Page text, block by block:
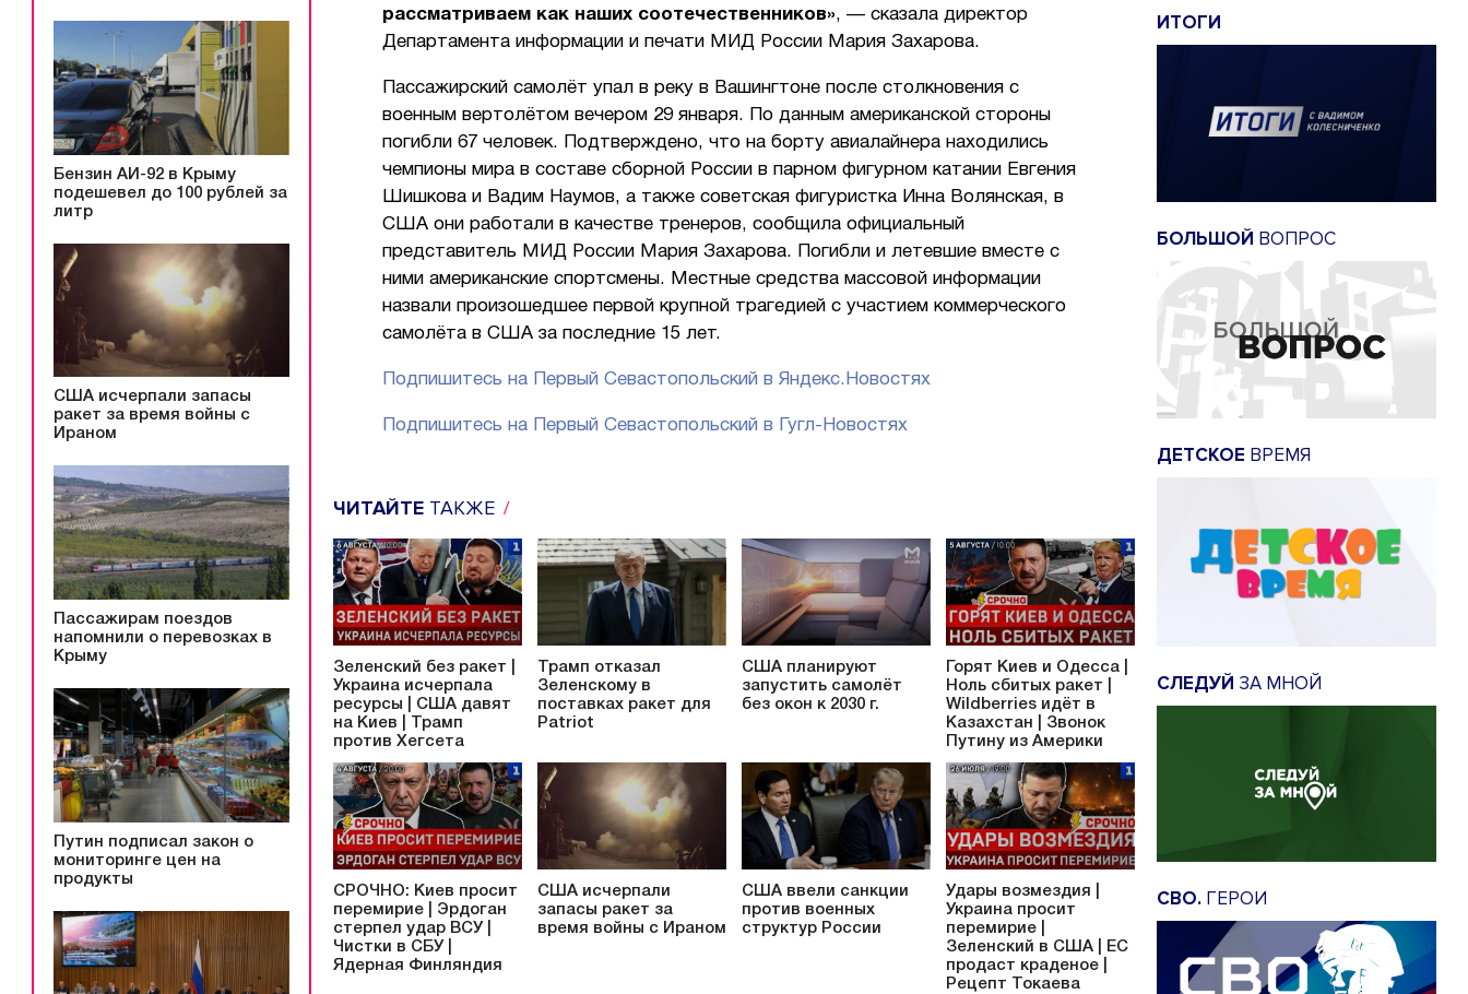
Бензин АИ-92 в Крыму
подешевел до 100 рублей за
литр
США исчерпали запасы
ракет за время войны с
Ираном
Пассажирам поездов
напомнили о перевозках в
Крыму
Путин подписал закон о
мониторинге цен на
продукты
рассматриваем как наших соотечественников», — сказала директор
Департамента информации и печати МИД России Мария Захарова.
Пассажирский самолёт упал в реку в Вашингтоне после столкновения с
военным вертолётом вечером 29 января. По данным американской стороны
погибли 67 человек. Подтверждено, что на борту авиалайнера находились
чемпионы мира в составе сборной России в парном фигурном катании Евгения
Шишкова и Вадим Наумов, а также советская фигуристка Инна Волянская, в
США они работали в качестве тренеров, сообщила официальный
представитель МИД России Мария Захарова. Погибли и летевшие вместе с
ними американские спортсмены. Местные средства массовой информации
назвали произошедшее первой крупной трагедией с участием коммерческого
самолёта в США за последние 15 лет.
Подпишитесь на Первый Севастопольский в Яндекс.Новостях
Подпишитесь на Первый Севастопольский в Гугл-Новостях
ЧИТАЙТЕ ТАКЖЕ
Зеленский без ракет |
Украина исчерпала
ресурсы | США давят
на Киев | Трамп
против Хегсета
Трамп отказал
Зеленскому в
поставках ракет для
Patriot
США планируют
запустить самолёт
без окон к 2030 г.
Горят Киев и Одесса |
Ноль сбитых ракет |
Wildberries идёт в
Казахстан | Звонок
Путину из Америки
СРОЧНО: Киев просит
перемирие | Эрдоган
стерпел удар ВСУ |
Чистки в СБУ |
Ядерная Финляндия
США исчерпали
запасы ракет за
время войны с Ираном
США ввели санкции
против военных
структур России
Удары возмездия |
Украина просит
перемирие |
Зеленский в США | ЕС
продаст краденое |
Рецепт Токаева
ИТОГИ
БОЛЬШОЙ ВОПРОС
ДЕТСКОЕ ВРЕМЯ
СЛЕДУЙ ЗА МНОЙ
СВО. ГЕРОИ